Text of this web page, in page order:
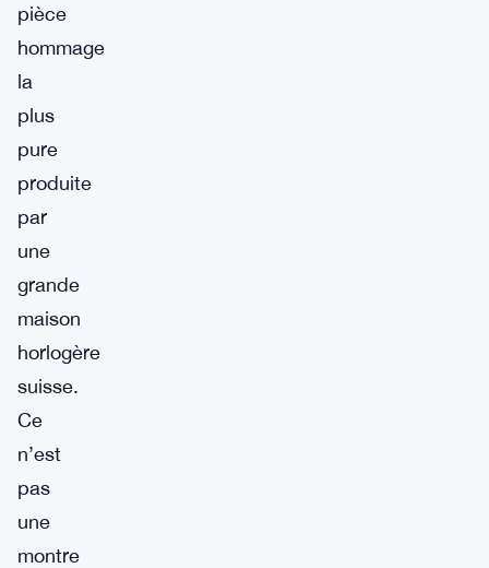
pièce
hommage
la
plus
pure
produite
par
une
grande
maison
horlogère
suisse.
Ce
n’est
pas
une
montre